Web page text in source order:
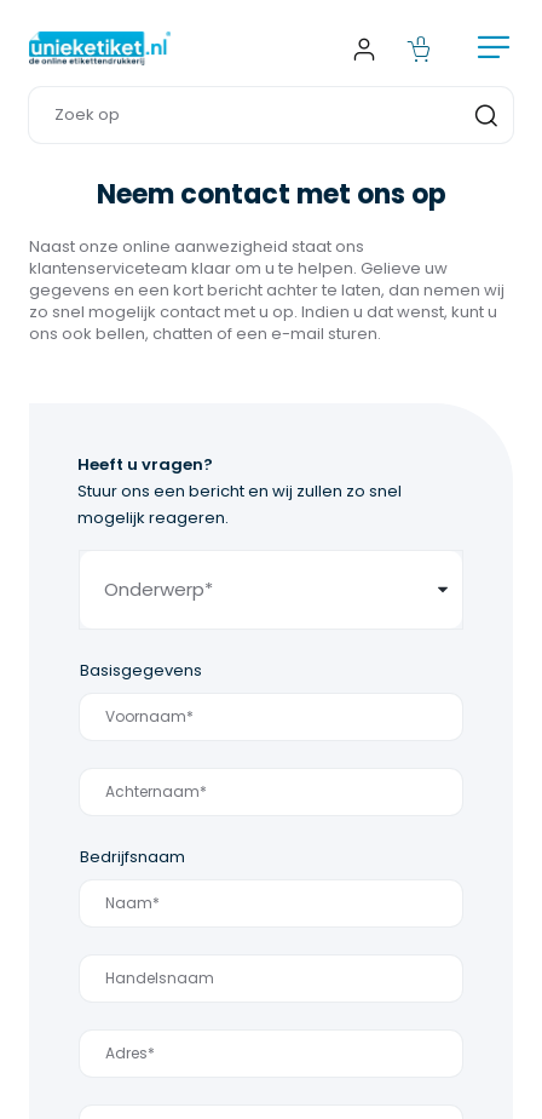
Neem contact met ons op
Naast onze online aanwezigheid staat ons
klantenserviceteam klaar om u te helpen. Gelieve uw
gegevens en een kort bericht achter te laten, dan nemen wij
zo snel mogelijk contact met u op. Indien u dat wenst, kunt u
ons ook bellen, chatten of een e-mail sturen.
Heeft u vragen?
Stuur ons een bericht en wij zullen zo snel
mogelijk reageren.
Basisgegevens
Bedrijfsnaam